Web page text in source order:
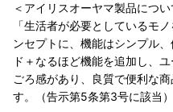
＜アイリスオーヤマ製品につい
「生活者が必要としているモ
ンセプトに、機能はシンプル
ド＋なるほど機能を追加し、
ごろ感があり、良質で便利な
す。（告示第5条第3号に該当）